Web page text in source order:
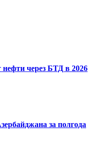
нефти через БТД в 2026
за полгода